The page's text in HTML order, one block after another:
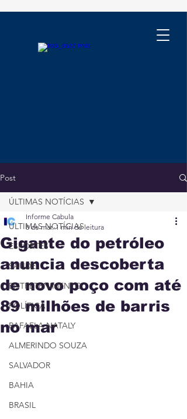
Post
ÚLTIMAS NOTÍCIAS
ESPORTES
SAÚDE
ENTRETENIMENTO
POLÍTICA
RAFAELA NATALY
ALMERINDO SOUZA
SALVADOR
BAHIA
BRASIL
ÚLTIMAS NOTÍCIAS
Gigante do petróleo
anuncia descoberta
de novo poço com até
89 milhões de barris
no mar
Informe Cabula
8 de mar. 1 min de leitura